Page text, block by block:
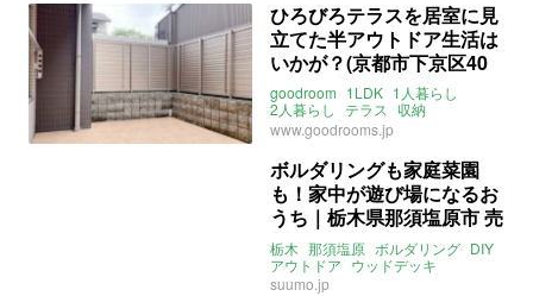
ひろびろテラスを居室に見
立てた半アウトドア生活は
いかが？(京都市下京区40
㎡の賃貸物件)
goodroom 1LDK 1人暮らし
2人暮らし
テラス 収納
ウォークインクローゼット
アウトドア
ライター：増成かおり 賃貸
www.goodrooms.jp
ボルダリングも家庭菜園
も！家中が遊び場になるお
うち｜栃木県那須塩原市 売
買 106㎡
栃木 那須塩原 ボルダリング DIY
アウトドア ウッドデッキ
大家女子
suumo.jp